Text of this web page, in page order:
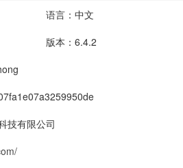
语言：中文
版本：6.4.2
技有限公司